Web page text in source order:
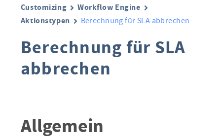
Customizing
Workflow Engine
Aktionstypen
Berechnung für SLA abbrechen
Berechnung für SLA
abbrechen
Allgemein